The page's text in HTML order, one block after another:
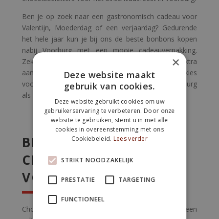
Ben je op zoek naar een gastronomisch cadeau voor
Valentijn, Moederdag of een verjaardag? Gedurende
het hele jaar kun je bij ons de beste bonbons kopen
nabij Voorburg met een mooie cadeauverpakking.
Zeker tijdens de feestdagen besteden we daar extra
aandacht aan. Kijk verder dan materialisme en kies
voor bonbons uit onze chocoladewinkel nabij Voorburg
als uniek en overheerlijk cadeautje.
BEZOEK SNEL ONZE
CHOCOLATERIE NABIJ
VOORBURG
Chocolaterie Westerbeek nabij Voorburg is een
×
Deze website maakt
gebruik van cookies.
Deze website gebruikt cookies om uw
gebruikerservaring te verbeteren. Door onze
website te gebruiken, stemt u in met alle
cookies in overeenstemming met ons
Cookiebeleid. Lees verder
STRIKT NOODZAKELIJK
PRESTATIE TARGETING
FUNCTIONEEL